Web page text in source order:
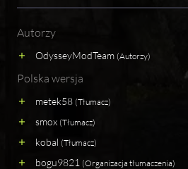
Autorzy
OdysseyModTeam (Autorzy)
Polska wersja
metek58 (Tłumacz)
smox (Tłumacz)
kobal (Tłumacz)
bogu9821 (Organizacja tłumaczenia)